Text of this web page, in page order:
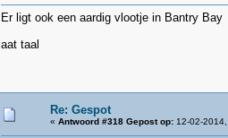
Er ligt ook een aardig vlootje in Bantry Bay
aat taal
Re: Gespot
« Antwoord #318 Gepost op: 12-02-